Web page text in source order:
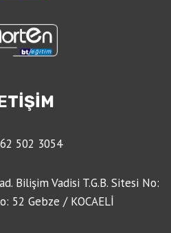
502 3054
Bilişim Vadisi T.G.B. Sitesi No:
52 Gebze / KOCAELİ